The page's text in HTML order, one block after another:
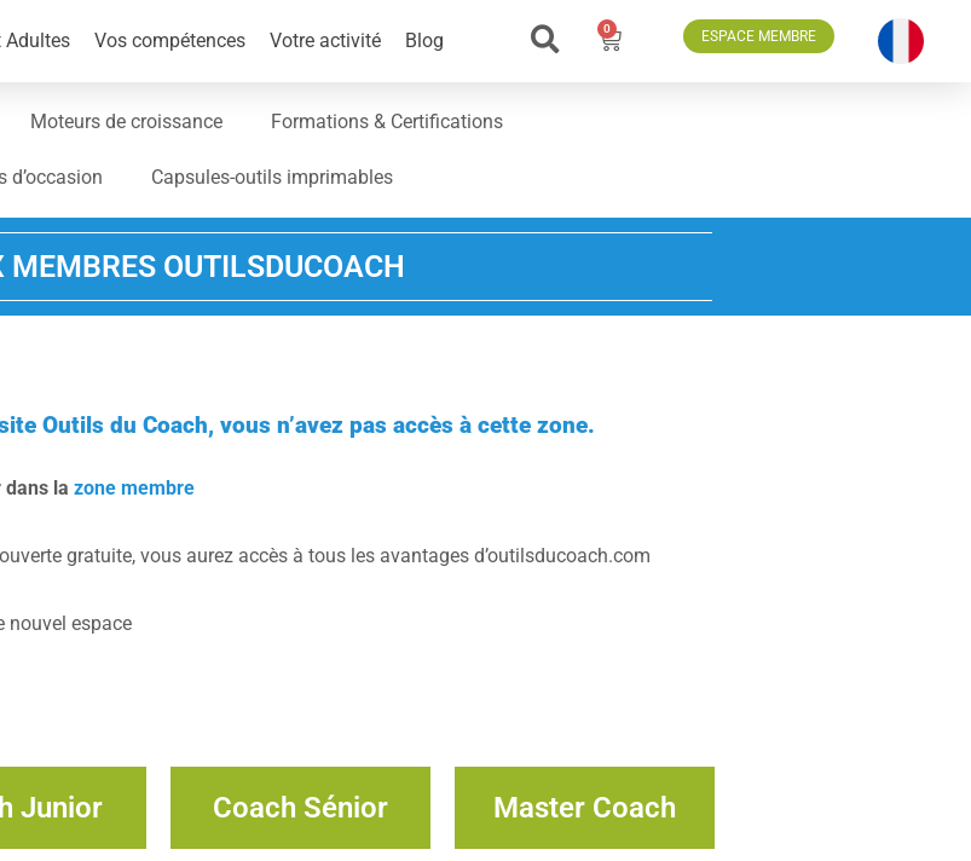
Adultes Vos compétences Votre activité Blog
0 ESPACE MEMBRE
Moteurs de croissance Formations & Certifications
d’occasion Capsules-outils imprimables
MEMBRES OUTILSDUCOACH
Outils du Coach, vous n’avez pas accès à cette zone.
dans la zone membre
gratuite, vous aurez accès à tous les avantages d’outilsducoach.com
nouvel espace
Junior Coach Sénior Master Coach